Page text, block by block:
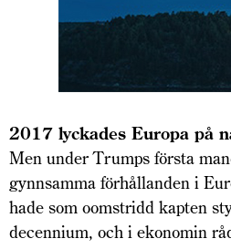
2017 lyckades Europa på
Men under Trumps första
gynnsamma förhållanden i
hade som oomstridd kapten
decennium, och i ekonomin